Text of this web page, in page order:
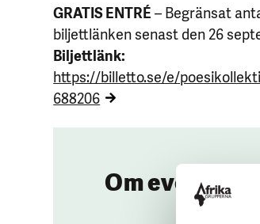
GRATIS ENTRÉ– Begränsat
biljettlänken senast den 26
Biljettlänk:
https://billetto.se/e/
688206
Om